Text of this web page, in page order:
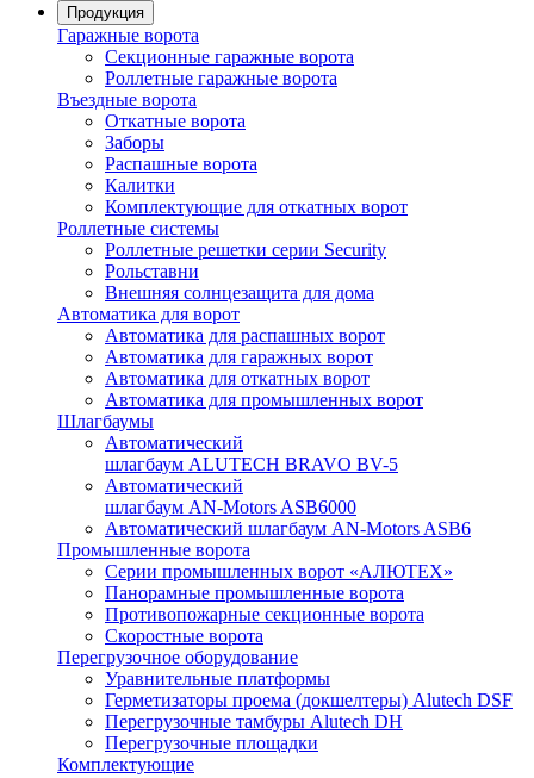
Продукция
Гаражные ворота
Секционные гаражные ворота
Роллетные гаражные ворота
Въездные ворота
Откатные ворота
Заборы
Распашные ворота
Калитки
Комплектующие для откатных ворот
Роллетные системы
Роллетные решетки серии Security
Рольставни
Внешняя солнцезащита для дома
Автоматика для ворот
Автоматика для распашных ворот
Автоматика для гаражных ворот
Автоматика для откатных ворот
Автоматика для промышленных ворот
Шлагбаумы
Автоматический
шлагбаум ALUTECH BRAVO BV-5
Автоматический
шлагбаум AN-Motors ASB6000
Автоматический шлагбаум AN-Motors ASB6
Промышленные ворота
Серии промышленных ворот «АЛЮТЕХ»
Панорамные промышленные ворота
Противопожарные секционные ворота
Скоростные ворота
Перегрузочное оборудование
Уравнительные платформы
Герметизаторы проема (докшелтеры) Alutech DSF
Перегрузочные тамбуры Alutech DH
Перегрузочные площадки
Комплектующие